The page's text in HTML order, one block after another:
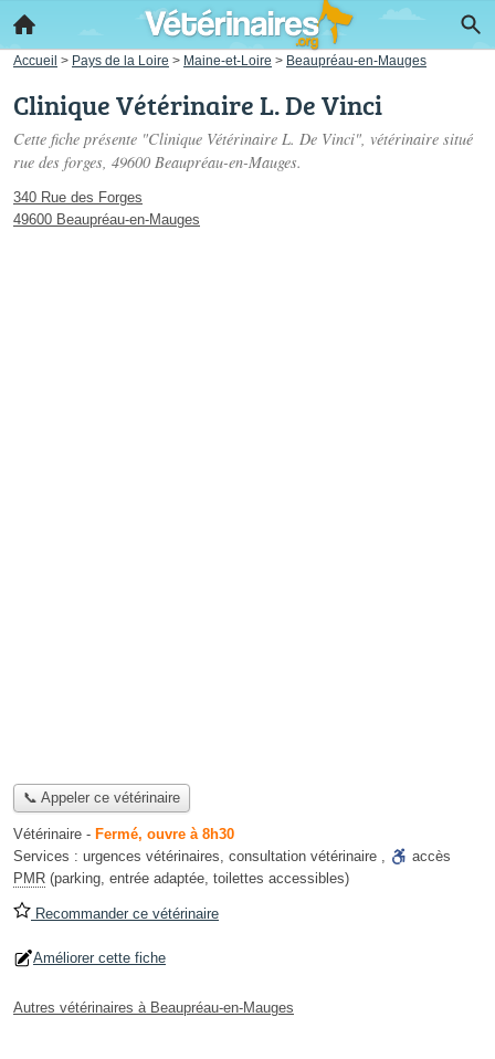
Accueil > Pays de la Loire > Maine-et-Loire > Beaupréau-en-Mauges
Clinique Vétérinaire L. De Vinci
Cette fiche présente "Clinique Vétérinaire L. De Vinci", vétérinaire situé
rue des forges, 49600 Beaupréau-en-Mauges.
340 Rue des Forges
49600 Beaupréau-en-Mauges
📞 Appeler ce vétérinaire
Vétérinaire - Fermé, ouvre à 8h30
Services : urgences vétérinaires, consultation vétérinaire ,
accès
PMR (parking, entrée adaptée, toilettes accessibles)
Recommander ce vétérinaire
Améliorer cette fiche
Autres vétérinaires à Beaupréau-en-Mauges